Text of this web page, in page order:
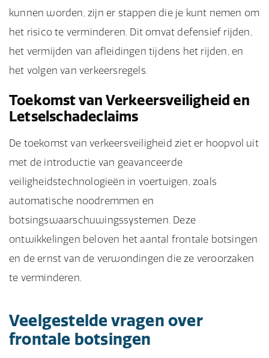
kunnen worden, zijn er stappen die je kunt nemen om
het risico te verminderen. Dit omvat defensief rijden,
het vermijden van afleidingen tijdens het rijden, en
het volgen van verkeersregels.
Toekomst van Verkeersveiligheid en
Letselschadeclaims
De toekomst van verkeersveiligheid ziet er hoopvol uit
met de introductie van geavanceerde
veiligheidstechnologieën in voertuigen, zoals
automatische noodremmen en
botsingswaarschuwingssystemen. Deze
ontwikkelingen beloven het aantal frontale botsingen
en de ernst van de verwondingen die ze veroorzaken
te verminderen.
Veelgestelde vragen over
frontale botsingen